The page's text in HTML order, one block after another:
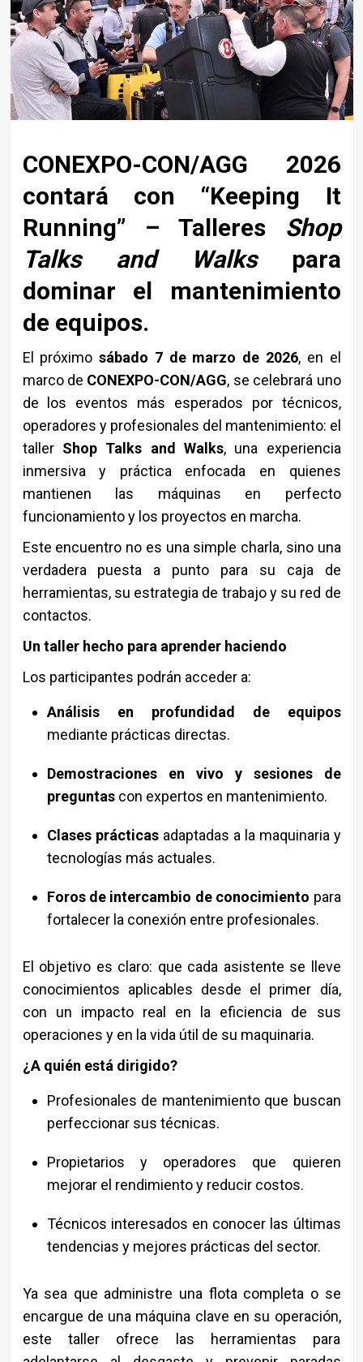
CONEXPO-CON/AGG 2026
contará con “Keeping It
Running” – Talleres Shop
Talks and Walkspara
dominar el mantenimiento
de equipos.
El próximosábado 7 de marzo de 2026, en el
marco de CONEXPO-CON/AGG, se celebrará uno
de los eventos más esperados por técnicos,
operadores y profesionales del mantenimiento: el
taller Shop Talks and Walks, una experiencia
inmersiva y práctica enfocada en quienes
mantienen las máquinas en perfecto
funcionamiento y los proyectos en marcha.
Este encuentro no es una simple charla, sino una
verdadera puesta a punto para su caja de
herramientas, su estrategia de trabajo y su red de
contactos.
Un taller hecho para aprender haciendo
Los participantes podrán acceder a:
Análisis en profundidad de equipos
mediante prácticas directas.
Demostraciones en vivo y sesiones de
preguntascon expertos en mantenimiento.
Clases prácticasadaptadas a la maquinaria y
tecnologías más actuales.
Foros de intercambio de conocimiento para
fortalecer la conexión entre profesionales.
El objetivo es claro: que cada asistente se lleve
conocimientos aplicables desde el primer día,
con un impacto real en la eficiencia de sus
operaciones y en la vida útil de su maquinaria.
¿A quién está dirigido?
Profesionales de mantenimiento que buscan
perfeccionar sus técnicas.
Propietarios y operadores que quieren
mejorar el rendimiento y reducir costos.
Técnicos interesados en conocer las últimas
tendencias y mejores prácticas del sector.
Ya sea que administre una flota completa o se
encargue de una máquina clave en su operación,
este taller ofrece las herramientas para